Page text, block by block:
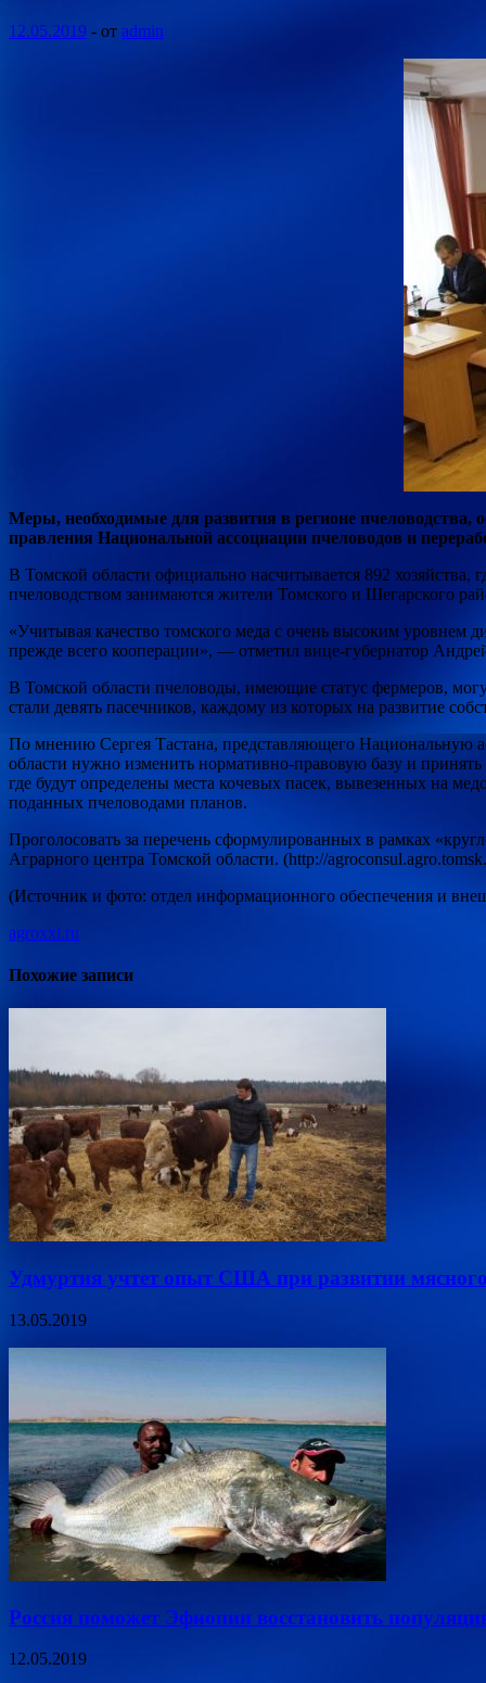
12.05.2019 - от admin
Меры, необходимые для развития в регионе пчеловодства,
правления Национальной ассоциации пчеловодов и
В Томской области официально насчитывается 892
пчеловодством занимаются жители Томского и Шегарского
«Учитывая качество томского меда с очень высоким уровнем
прежде всего кооперации», — отметил вице-губернатор
В Томской области пчеловоды, имеющие статус фермеров,
стали девять пасечников, каждому из которых на развитие
По мнению Сергея Тастана, представляющего Национальную
области нужно изменить нормативно-правовую базу и
где будут определены места кочевых пасек, вывезенных на
поданных пчеловодами планов.
Проголосовать за перечень сформулированных в рамках
Аграрного центра Томской области. (http://
(Источник и фото: отдел информационного обеспечения и
agroxxi.ru
Похожие записи
Удмуртия учтет опыт США при развитии мясного
13.05.2019
Россия поможет Эфиопии восстановить
12.05.2019